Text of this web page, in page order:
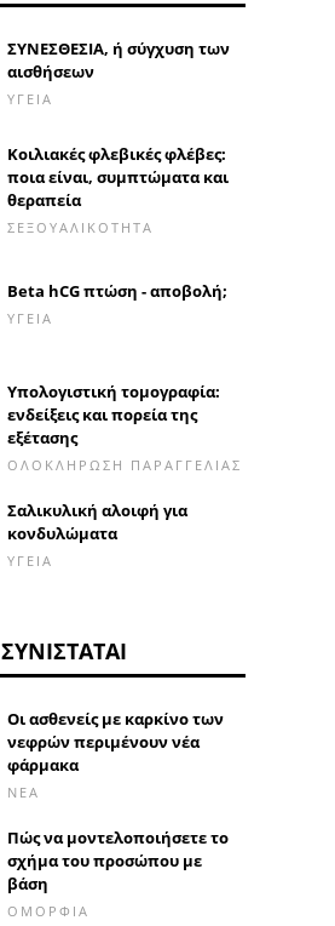
ΣΥΝΕΣΘΕΣΙΑ, ή σύγχυση των
αισθήσεων
ΥΓΕΊΑ
Κοιλιακές φλεβικές φλέβες:
ποια είναι, συμπτώματα και
θεραπεία
ΣΕΞΟΥΑΛΙΚΌΤΗΤΑ
Beta hCG πτώση - αποβολή;
ΥΓΕΊΑ
Υπολογιστική τομογραφία:
ενδείξεις και πορεία της
εξέτασης
ΟΛΟΚΛΉΡΩΣΗ ΠΑΡΑΓΓΕΛΊΑΣ
Σαλικυλική αλοιφή για
κονδυλώματα
ΥΓΕΊΑ
ΣΥΝΙΣΤΆΤΑΙ
Οι ασθενείς με καρκίνο των
νεφρών περιμένουν νέα
φάρμακα
ΝΈΑ
Πώς να μοντελοποιήσετε το
σχήμα του προσώπου με
βάση
ΟΜΟΡΦΙΆ